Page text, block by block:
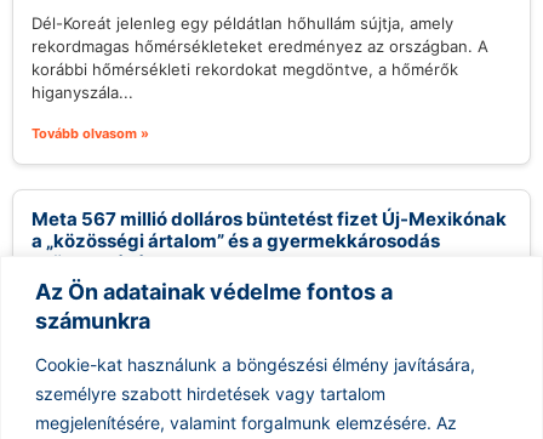
Az Ön adatainak védelme fontos a
számunkra
Cookie-kat használunk a böngészési élmény javítására,
személyre szabott hirdetések vagy tartalom
megjelenítésére, valamint forgalmunk elemzésére. Az
Dél-Koreát jelenleg egy példátlan hőhullám sújtja, amely
rekordmagas hőmérsékleteket eredményez az országban. A
korábbi hőmérsékleti rekordokat megdöntve, a hőmérők
higanyszála...
Tovább olvasom »
Meta 567 millió dolláros büntetést fizet Új-Mexikónak
a „közösségi ártalom” és a gyermekkárosodás
csökkentésére
2026.08.07.
Egy Új-Mexikói bíró csütörtökön arra kötelezte a Meta
vállalatot, hogy fizessen több mint félmilliárd dollárt az
államnak, mivel a vádak...
Tovább olvasom »